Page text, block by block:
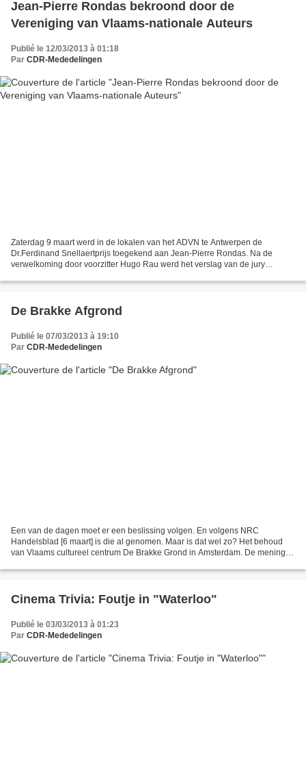
Jean-Pierre Rondas bekroond door de
Vereniging van Vlaams-nationale Auteurs
Publié le 12/03/2013 à 01:18
Par CDR-Mededelingen
Zaterdag 9 maart werd in de lokalen van het ADVN te Antwerpen de
Dr.Ferdinand Snellaertprijs toegekend aan Jean-Pierre Rondas. Na de
verwelkoming door voorzitter Hugo Rau werd het verslag van de jury
De Brakke Afgrond
Publié le 07/03/2013 à 19:10
Par CDR-Mededelingen
Een van de dagen moet er een beslissing volgen. En volgens NRC
Handelsblad [6 maart] is die al genomen. Maar is dat wel zo? Het behoud
van Vlaams cultureel centrum De Brakke Grond in Amsterdam. De meningen
Cinema Trivia: Foutje in "Waterloo"
Publié le 03/03/2013 à 01:23
Par CDR-Mededelingen